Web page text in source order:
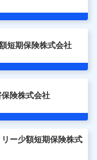
短期保険株式会社
険株式会社
リー少額短期保険株式